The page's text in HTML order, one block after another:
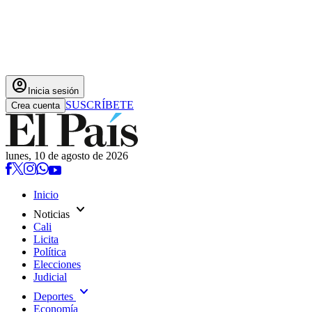
account_circle Inicia sesión
Crea cuenta SUSCRÍBETE
lunes, 10 de agosto de 2026
Inicio
Noticias expand_more
Cali
Licita
Política
Elecciones
Judicial
Deportes expand_more
Economía